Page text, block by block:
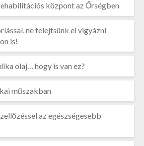
központ az Őrségben
ne felejtsünk el vigyázni
is!
olaj… hogy is van ez?
műszakban
az egészségesebb